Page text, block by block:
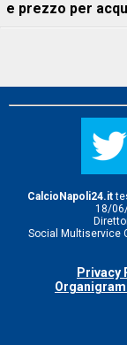
e prezzo per
CalcioNapoli24.it
18/
Social Multiservice
Privacy